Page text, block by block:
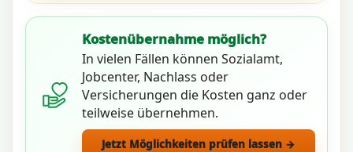
Kostenübernahme möglich?
In vielen Fällen können Sozialamt,
Jobcenter, Nachlass oder
Versicherungen die Kosten ganz oder
teilweise übernehmen.
Jetzt Möglichkeiten prüfen lassen →